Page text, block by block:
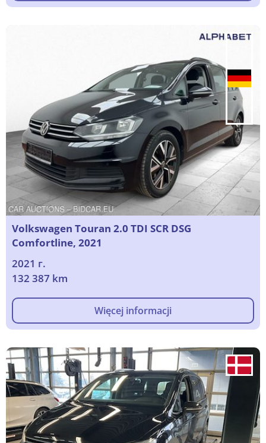
Volkswagen Touran 2.0 TDI SCR DSG
Comfortline, 2021
2021 г.
132 387 km
Więcej informacji